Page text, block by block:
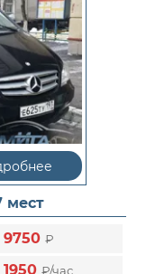
мест
9750₽
1950₽/час